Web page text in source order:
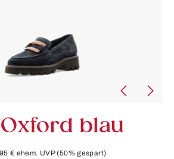
blau
€ ehem. UVP(50% gespart)